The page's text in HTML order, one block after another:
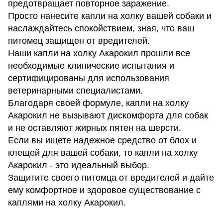
предотвращает повторное заражение.
Просто нанесите капли на холку вашей собаки и
наслаждайтесь спокойствием, зная, что ваш
питомец защищен от вредителей.
Наши капли на холку Акарокил прошли все
необходимые клинические испытания и
сертифицированы для использования
ветеринарными специалистами.
Благодаря своей формуле, капли на холку
Акарокил не вызывают дискомфорта для собак
и не оставляют жирных пятен на шерсти.
Если вы ищете надежное средство от блох и
клещей для вашей собаки, то капли на холку
Акарокил - это идеальный выбор.
Защитите своего питомца от вредителей и дайте
ему комфортное и здоровое существование с
каплями на холку Акарокил.